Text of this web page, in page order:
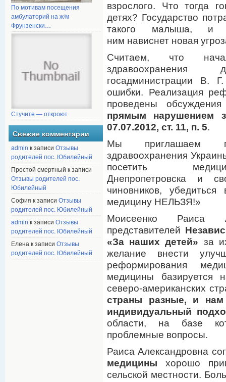
По мотивам посещения
амбулаторий на ж/м
Фрунзенски…
Стучите — откроют
Свежие комментарии
admin к записи Отзывы
родителей пос. Юбилейный
Простой смертный к записи
Отзывы родителей пос.
Юбилейный
София к записи Отзывы
родителей пос. Юбилейный
admin к записи Отзывы
родителей пос. Юбилейный
Елена к записи Отзывы
родителей пос. Юбилейный
взрослого. Что тогда
детях? Государство
такого малыша, и
ним нависнет новая
Считаем, что
здравоохранения
госадминистрации В.
ошибки. Реализация
проведены
прямым нарушением
07.07.2012, ст. 11, п. 5.
Мы приглашаем
здравоохранения
посетить
Днепропетровска и
чиновников,
медицину НЕЛЬЗЯ!»
Моисеенко Раиса
представителей
«За наших детей» за
желание внести
реформирования
медицины базируется
северо-американских
страны разные, и
индивидуальный
области, на базе
проблемные вопросы.
Раиса Александровна
медицины хорошо
сельской местности.